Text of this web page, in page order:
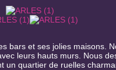
bars et ses jolies maisons.
leurs hauts murs. Nous
un quartier de ruelles